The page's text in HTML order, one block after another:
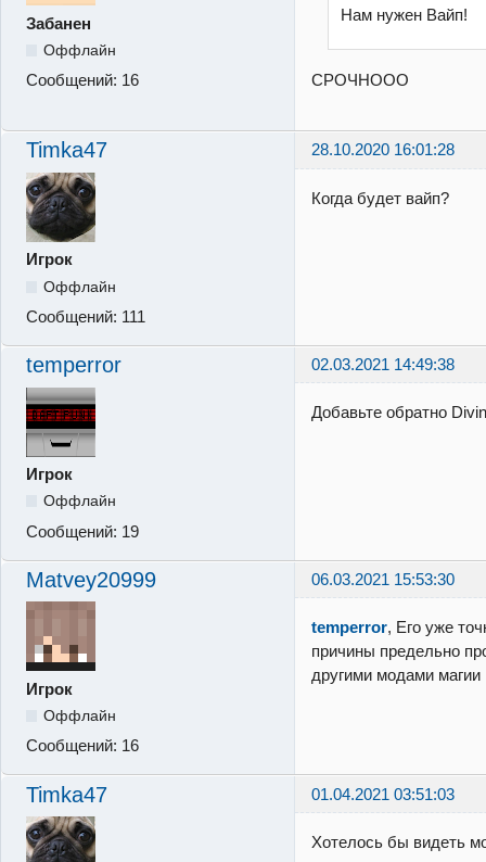
Забанен
Оффлайн
Сообщений: 16
Нам нужен Вайп!
СРОЧНООО
Timka47 28.10.2020 16:01:28
Игрок
Оффлайн
Сообщений: 111
Когда будет вайп?
temperror 02.03.2021 14:49:38
Игрок
Оффлайн
Сообщений: 19
Добавьте обратно
Matvey20999 06.03.2021 15:53:30
Игрок
Оффлайн
Сообщений: 16
temperror, Его уже
причины предельно
другими модами магии
Timka47 01.04.2021 03:51:03
Хотелось бы видеть